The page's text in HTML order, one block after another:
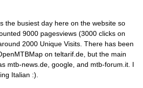
the busiest day here on the website so
9000 pagesviews (3000 clicks on
2000 Unique Visits. There has been
on teltarif.de, but the main
mtb-news.de, google, and mtb-forum.it. I
Italian :).